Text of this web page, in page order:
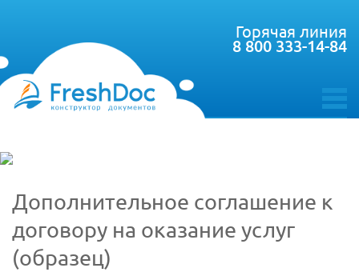
toggle
Горячая линия
8 800 333-14-84
Дополнительное соглашение к
договору на оказание услуг
(образец)